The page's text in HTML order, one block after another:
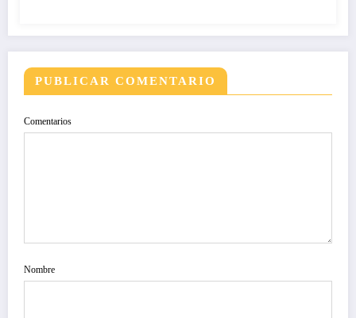
PUBLICAR COMENTARIO
Comentarios
Nombre